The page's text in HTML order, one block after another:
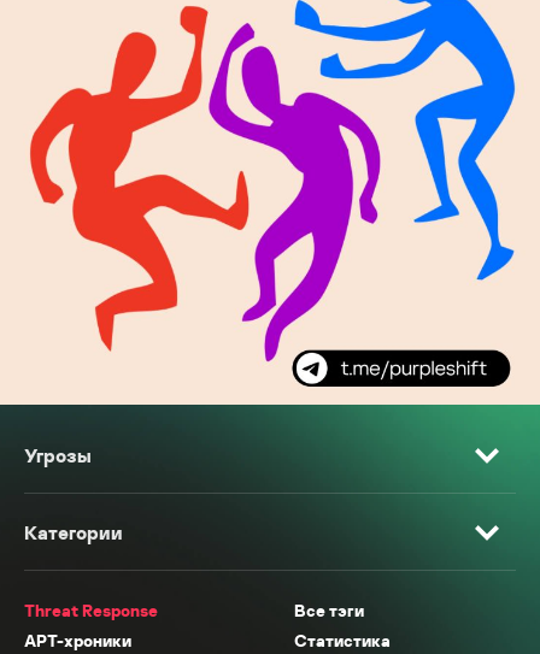
Угрозы
Категории
Threat Response
Все тэги
APT-хроники
Статистика